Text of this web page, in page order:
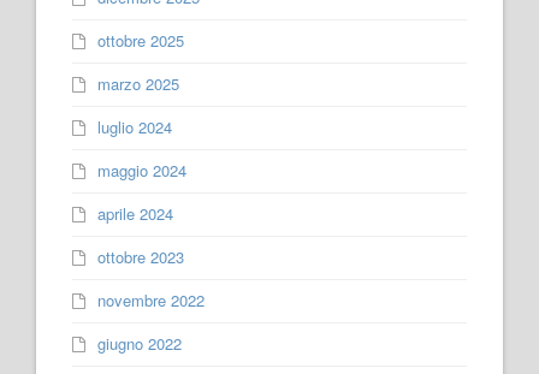
ottobre 2025
marzo 2025
luglio 2024
maggio 2024
aprile 2024
ottobre 2023
novembre 2022
giugno 2022